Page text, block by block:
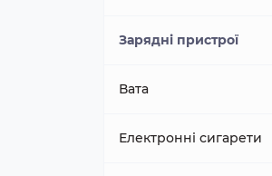
Capella Flavors
TPA
Зарядні пристрої
Вата
Електронні сигарети